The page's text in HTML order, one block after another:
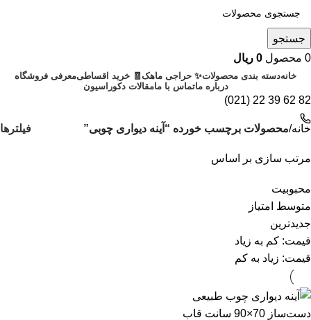
جستجو
0 محصول 0 ریال
خانهدسته بندی محصولات✨ حراجی ماهک 🧾 خرید اقساطیمعرفی فروشگاه
درباره ماتماس با مامقالات دکوراسیون
82 62 39 22 (021)
خانه محصولات برچسب خورده “آینه دیواری چوبی” فیلترها
مرتب سازی بر اساس
محبوبیت
متوسط امتیاز
جدیدترین
قیمت: کم به زیاد
قیمت: زیاد به کم